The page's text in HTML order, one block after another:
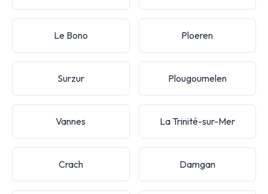
Le Bono Ploeren
Surzur Plougoumelen
Vannes La Trinité-sur-Mer
Crach Damgan